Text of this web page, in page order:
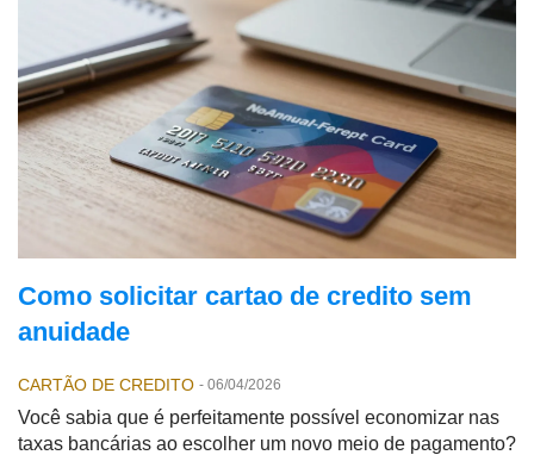
Como solicitar cartao de credito sem
anuidade
CARTÃO DE CREDITO - 06/04/2026
Você sabia que é perfeitamente possível economizar nas
taxas bancárias ao escolher um novo meio de pagamento?